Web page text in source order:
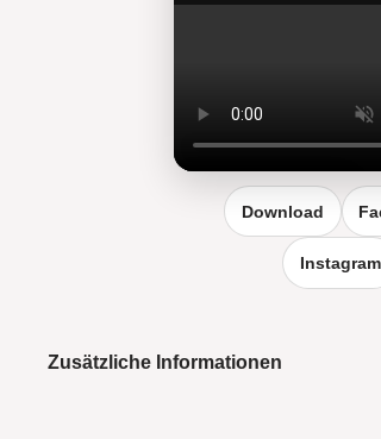
Reel vergrößern
Download
Instagram
Zusätzliche Informationen